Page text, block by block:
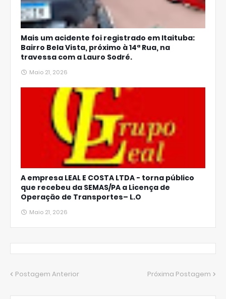
Mais um acidente foi registrado em Itaituba:
Bairro Bela Vista, próximo à 14ª Rua, na
travessa com a Lauro Sodré.
Maio 21, 2026
A empresa LEAL E COSTA LTDA - torna público
que recebeu da SEMAS/PA a Licença de
Operação de Transportes– L.O
Maio 21, 2026
Postagem Anterior Próxima Postagem